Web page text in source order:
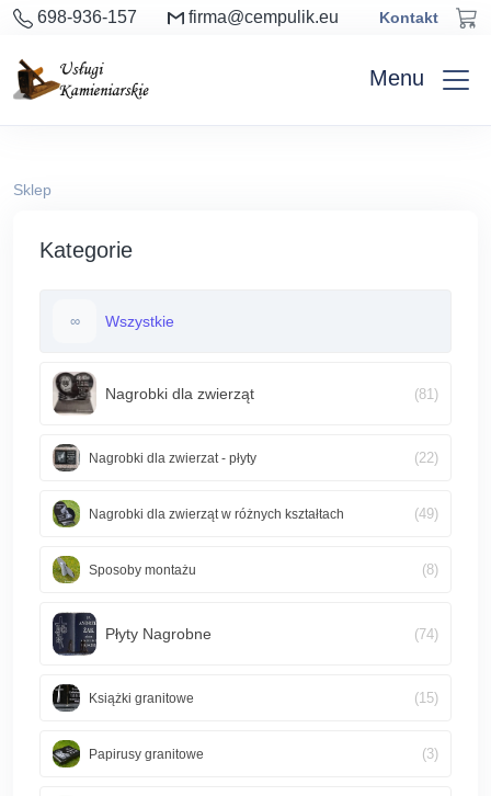
698-936-157 firma@cempulik.eu Kontakt
Menu
Sklep
Kategorie
∞ Wszystkie
Nagrobki dla zwierząt (81)
Nagrobki dla zwierzat - płyty (22)
Nagrobki dla zwierząt w różnych kształtach (49)
Sposoby montażu (8)
Płyty Nagrobne (74)
Książki granitowe (15)
Papirusy granitowe (3)